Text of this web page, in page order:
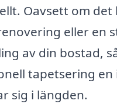
Oavsett om det
eller en
av din bostad,
tapetsering en
sig i längden.